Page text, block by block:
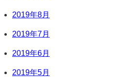
2019年8月
2019年7月
2019年6月
2019年5月